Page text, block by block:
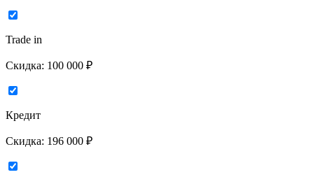
Trade in
Скидка: 100 000 ₽
Кредит
Скидка: 196 000 ₽